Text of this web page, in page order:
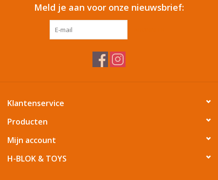
Feestartikelen
OUTLET
KAARTEN
Meld je aan voor onze nieuwsbrief:
Klantenservice
Producten
Mijn account
H-BLOK & TOYS